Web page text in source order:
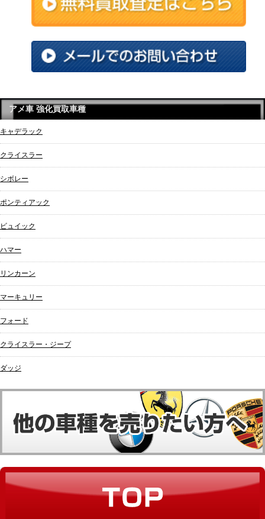
アメ車 強化買取車種
キャデラック
クライスラー
シボレー
ポンティアック
ビュイック
ハマー
リンカーン
マーキュリー
フォード
クライスラー・ジープ
ダッジ